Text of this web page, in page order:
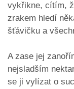
vykřikne, cítím,
zrakem hledí
šťávičku a
A zase jej
nejsladším
se ji vylízat o